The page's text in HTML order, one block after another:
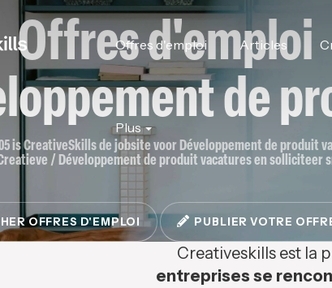
Offres d'emploi Articles
Plus
Offres d'emploi
de
is CreativeSkills de jobsite voor Développement de produit
/ Développement de produit vacatures en solliciteer
OFFRES D'EMPLOI PUBLIER VOTRE
Creativeskills est la
entreprises se